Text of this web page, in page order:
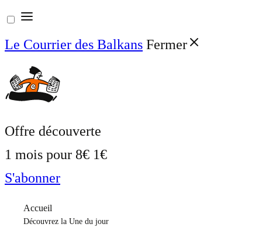
Aller
au
contenu
Le Courrier des Balkans Fermer
Offre découverte
1 mois pour 8€ 1€
S'abonner
Accueil
Découvrez la Une du jour